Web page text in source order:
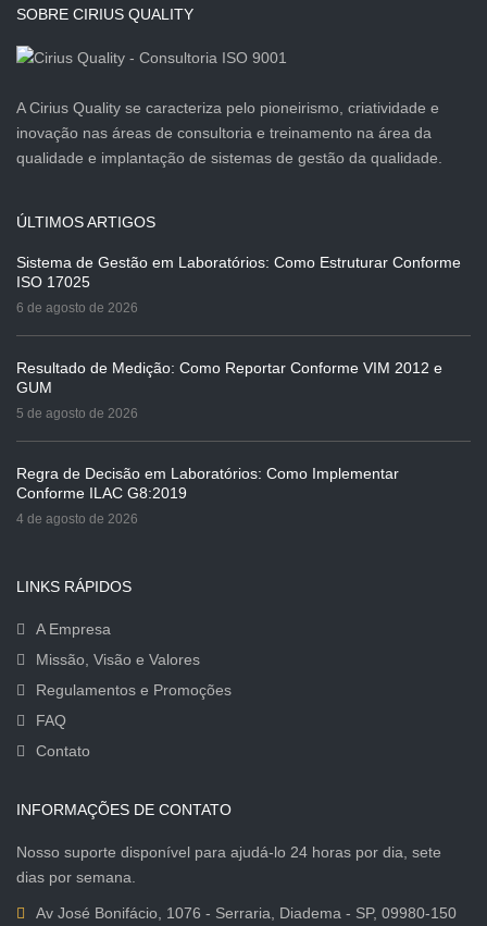
SOBRE CIRIUS QUALITY
A Cirius Quality se caracteriza pelo pioneirismo, criatividade e
inovação nas áreas de consultoria e treinamento na área da
qualidade e implantação de sistemas de gestão da qualidade.
ÚLTIMOS ARTIGOS
Sistema de Gestão em Laboratórios: Como Estruturar Conforme
ISO 17025
6 de agosto de 2026
Resultado de Medição: Como Reportar Conforme VIM 2012 e
GUM
5 de agosto de 2026
Regra de Decisão em Laboratórios: Como Implementar
Conforme ILAC G8:2019
4 de agosto de 2026
LINKS RÁPIDOS
A Empresa
Missão, Visão e Valores
Regulamentos e Promoções
FAQ
Contato
INFORMAÇÕES DE CONTATO
Nosso suporte disponível para ajudá-lo 24 horas por dia, sete
dias por semana.
Av José Bonifácio, 1076 - Serraria, Diadema - SP, 09980-150